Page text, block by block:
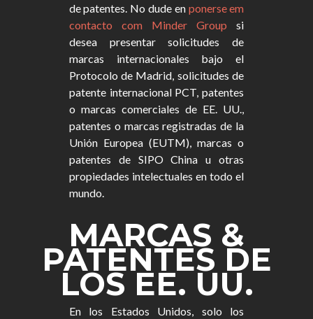
de patentes. No dude en ponerse em
contacto com Minder Group si
desea presentar solicitudes de
marcas internacionales bajo el
Protocolo de Madrid, solicitudes de
patente internacional PCT, patentes
o marcas comerciales de EE. UU.,
patentes o marcas registradas de la
Unión Europea (EUTM), marcas o
patentes de SIPO China u otras
propiedades intelectuales en todo el
mundo.
MARCAS &
PATENTES DE
LOS EE. UU.
En los Estados Unidos, solo los